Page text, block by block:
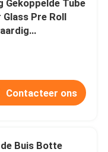
Gekoppelde Tube
Pre Roll
Contacteer ons
Buis Botte